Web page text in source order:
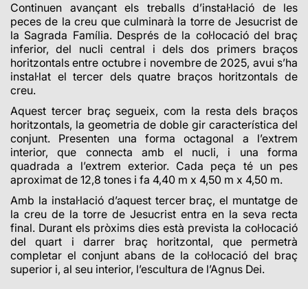
Continuen avançant els treballs d’instal·lació de les
peces de la creu que culminarà la torre de Jesucrist de
la Sagrada Família. Després de la col·locació del braç
inferior, del nucli central i dels dos primers braços
horitzontals entre octubre i novembre de 2025, avui s’ha
instal·lat el tercer dels quatre braços horitzontals de
creu.
Aquest tercer braç segueix, com la resta dels braços
horitzontals, la geometria de doble gir característica del
conjunt. Presenten una forma octagonal a l’extrem
interior, que connecta amb el nucli, i una forma
quadrada a l’extrem exterior. Cada peça té un pes
aproximat de 12,8 tones i fa 4,40 m x 4,50 m x 4,50 m.
Amb la instal·lació d’aquest tercer braç, el muntatge de
la creu de la torre de Jesucrist entra en la seva recta
final. Durant els pròxims dies està prevista la col·locació
del quart i darrer braç horitzontal, que permetrà
completar el conjunt abans de la col·locació del braç
superior i, al seu interior, l’escultura de l’Agnus Dei.